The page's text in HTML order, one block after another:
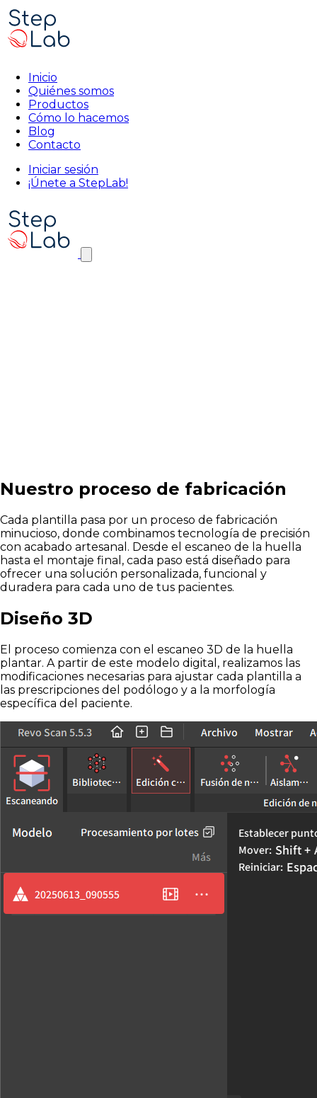
Inicio
Quiénes somos
Productos
Cómo lo hacemos
Blog
Contacto
Iniciar sesión
¡Únete a StepLab!
Nuestro proceso de fabricación
Cada plantilla pasa por un proceso de fabricación
minucioso, donde combinamos tecnología de precisión
con acabado artesanal. Desde el escaneo de la huella
hasta el montaje final, cada paso está diseñado para
ofrecer una solución personalizada, funcional y
duradera para cada uno de tus pacientes.
Diseño 3D
El proceso comienza con el escaneo 3D de la huella
plantar. A partir de este modelo digital, realizamos las
modificaciones necesarias para ajustar cada plantilla a
las prescripciones del podólogo y a la morfología
específica del paciente.